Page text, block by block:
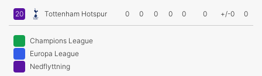
20 Tottenham Hotspur 0 0 0 0 0 0 +/-0 0
Champions League
Europa League
Nedflyttning